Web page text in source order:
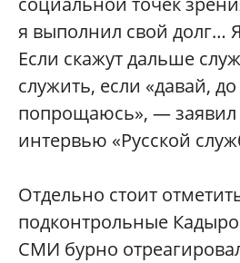
я выполнил свой долг…
Если скажут дальше
служить, если «давай,
попрощаюсь», — заявил
интервью «Русской
Отдельно стоит
подконтрольные
СМИ бурно